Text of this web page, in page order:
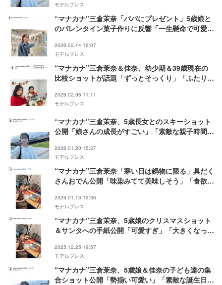
モデルプレス
“マナカナ”三倉茉奈「パパにプレゼント」5歳娘と
のバレンタイン菓子作りに反響「一生懸命で可愛
2026.02.14 16:07
モデルプレス
“マナカナ”三倉茉奈＆佳奈、幼少期＆39歳現在の
比較ショットが話題「ずっとそっくり」「ふたりっ
2026.02.06 11:11
モデルプレス
“マナカナ”三倉茉奈、5歳長女とのスキーショット
公開「娘さんの成長がすごい」「素敵な親子時間」
2026.01.20 15:37
モデルプレス
“マナカナ”三倉茉奈「寒い日は鍋物に限る」具だく
さんおでん公開「味染みてて美味しそう」「食欲そ
2026.01.13 19:36
モデルプレス
“マナカナ”三倉茉奈、5歳娘のクリスマスショット
＆サンタへの手紙公開「可愛すぎ」「大きくなっ
2025.12.25 19:57
モデルプレス
“マナカナ”三倉茉奈、5歳娘＆佳奈の子ども達の集
合ショット公開「勢揃い可愛い」「素敵な誕生日